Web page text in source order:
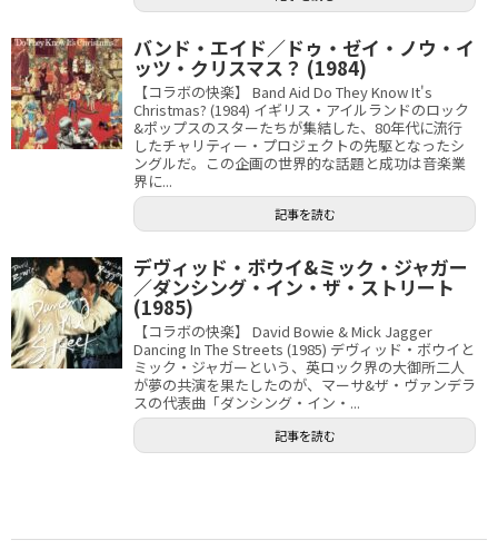
バンド・エイド／ドゥ・ゼイ・ノウ・イ
ッツ・クリスマス？ (1984)
【コラボの快楽】 Band Aid Do They Know It's
Christmas? (1984) イギリス・アイルランドのロック
&ポップスのスターたちが集結した、80年代に流行
したチャリティー・プロジェクトの先駆となったシ
ングルだ。この企画の世界的な話題と成功は音楽業
界に...
記事を読む
デヴィッド・ボウイ&ミック・ジャガー
／ダンシング・イン・ザ・ストリート
(1985)
【コラボの快楽】 David Bowie & Mick Jagger
Dancing In The Streets (1985) デヴィッド・ボウイと
ミック・ジャガーという、英ロック界の大御所二人
が夢の共演を果たしたのが、マーサ&ザ・ヴァンデラ
スの代表曲「ダンシング・イン・...
記事を読む